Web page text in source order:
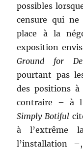
possibles
censure qui ne
place à la
exposition
Ground for
pourtant pas
des positions
contraire – à
Simply Botiful
à l’extrême
l’installation